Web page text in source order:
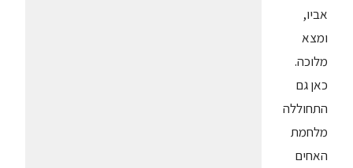
אביו,
ומצא
מלוכה.
כאן גם
התחוללה
מלחמת
האחים